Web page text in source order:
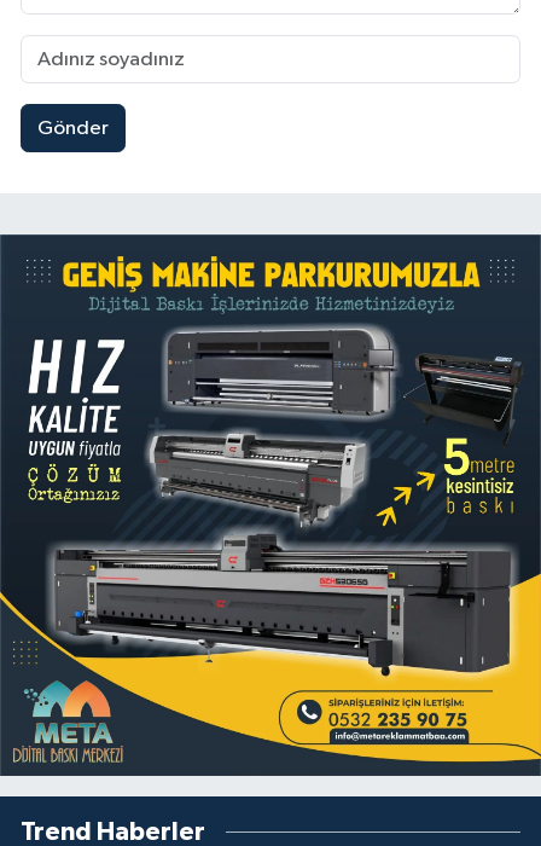
Gönder
Trend Haberler